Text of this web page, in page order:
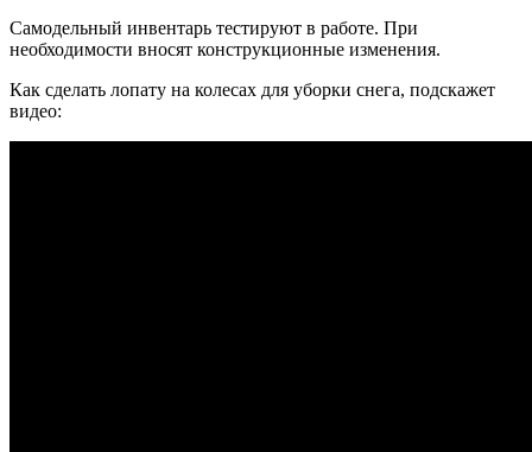
Самодельный инвентарь тестируют в работе. При
необходимости вносят конструкционные изменения.
Как сделать лопату на колесах для уборки снега, подскажет
видео: